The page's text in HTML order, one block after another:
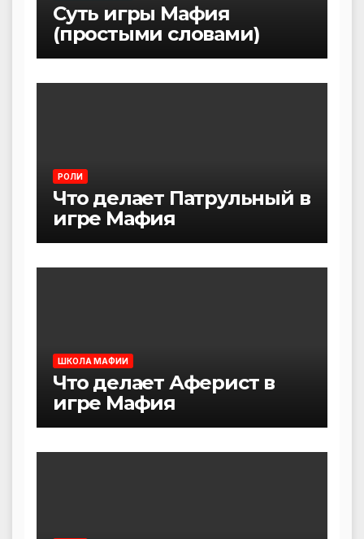
Суть игры Мафия
(простыми словами)
РОЛИ
Что делает Патрульный в
игре Мафия
ШКОЛА МАФИИ
Что делает Аферист в
игре Мафия